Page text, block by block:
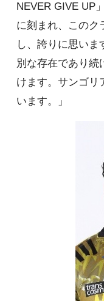
NEVER GIVE UP
に刻まれ、このク
し、誇りに思い
別な存在であり続
けます。サンゴリ
います。」